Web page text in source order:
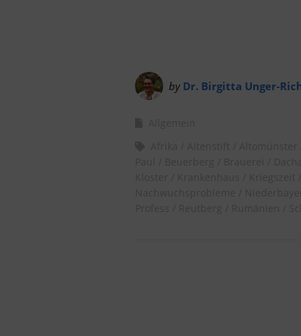
by Dr. Birgitta Unger-